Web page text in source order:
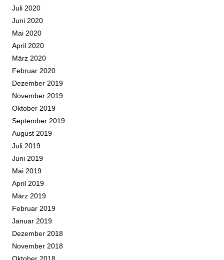
Juli 2020
Juni 2020
Mai 2020
April 2020
März 2020
Februar 2020
Dezember 2019
November 2019
Oktober 2019
September 2019
August 2019
Juli 2019
Juni 2019
Mai 2019
April 2019
März 2019
Februar 2019
Januar 2019
Dezember 2018
November 2018
Oktober 2018